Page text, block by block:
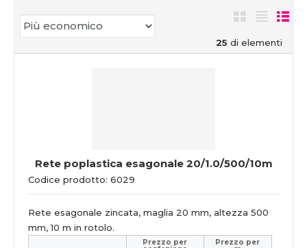
25 di elementi
Rete poplastica esagonale 20/1.0/500/10m
Codice prodotto: 6029
Rete esagonale zincata, maglia 20 mm, altezza 500
mm, 10 m in rotolo.
Prezzo per Prezzo per